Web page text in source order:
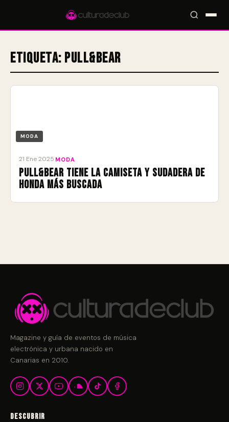
Accesos rápidos: 🎪 Eventos🎤 Artistas📍 Locales📰 Magazine
Etiqueta: Pull&Bear
MODA
21 Ene 2025 MODA
Pull&Bear tiene la camiseta y sudadera de
Honda más buscada
Magazine y guía de eventos de música
electrónica y urbana nacido en
Canarias en 2010.
Descubrir